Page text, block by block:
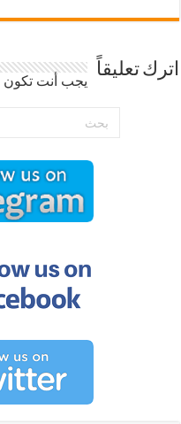
اترك تعليقاً
يجب أنت تكون